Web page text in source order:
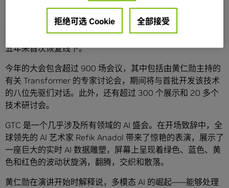
已经开展了 15 年，从最初在一个本地酒店宴客厅
举办，到现在发展成了全球最重要的 AI 大会。本次大会是近
五年来首次恢复线下。
今年的大会包含超过 900 场会议，其中包括由黄仁勋主持的
有关 Transformer 的专家讨论会，期间将与首批开发该技术
的八位先驱们对话。此外，还有超过 300 个展示和 20 多个
技术研讨会。
GTC 是一个几乎涉及所有领域的 AI 盛会。在开场致辞中，全
球领先的 AI 艺术家 Refik Anadol 带来了惊艳的表演，展示了
一座巨大的实时 AI 数据雕塑，屏幕上呈现着绿色、蓝色、黄
色和红色的波动状旋涡，翻腾，交织和散落。
黄仁勋在演讲开始时解释说，多模态 AI 的崛起——能够处理
拒绝可选 Cookie 全部接受